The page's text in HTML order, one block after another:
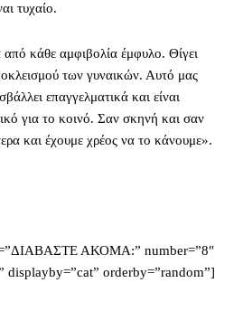
τυχαίο.
κάθε αμφιβολία έμφυλο. Θίγει
των γυναικών. Αυτό μας
επαγγελματικά και είναι
για το κοινό. Σαν σκηνή και σαν
και έχουμε χρέος να το κάνουμε».
ΑΚΟΜΑ:” number=”8″
displayby=”cat” orderby=”random”]